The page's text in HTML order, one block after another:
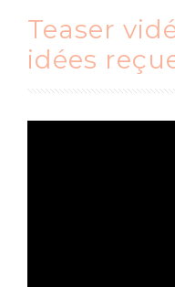
Teaser
idées